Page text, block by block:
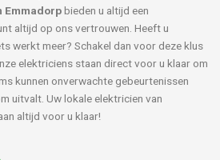
Emmadorpbieden u altijd een
altijd op ons vertrouwen. Heeft u
werkt meer? Schakel dan voor deze klus
elektriciens staan direct voor u klaar om
kunnen onverwachte gebeurtenissen
uitvalt. Uw lokale elektricien van
altijd voor u klaar!